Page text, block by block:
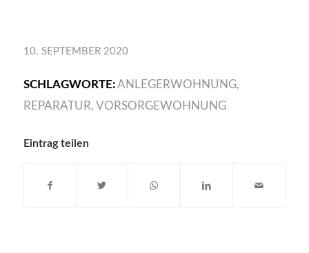
10. SEPTEMBER 2020
SCHLAGWORTE: ANLEGERWOHNUNG,
REPARATUR, VORSORGEWOHNUNG
Eintrag teilen